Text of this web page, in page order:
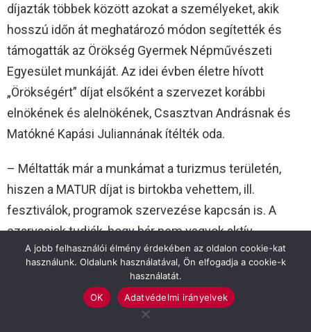
díjazták többek között azokat a személyeket, akik
hosszú időn át meghatározó módon segítették és
támogatták az Örökség Gyermek Népművészeti
Egyesület munkáját. Az idei évben életre hívott
„Örökségért” díjat elsőként a szervezet korábbi
elnökének és alelnökének, Csasztvan Andrásnak és
Matókné Kapási Juliannának ítélték oda.
– Méltatták már a munkámat a turizmus területén,
hiszen a MATUR díjat is birtokba vehettem, ill.
fesztiválok, programok szervezése kapcsán is. A
szarvasiak tudják, hogy bár nem vagyok aktív
próbatermi oktató, a legszorosabb kötődésem mégis
ehhez a területhez van. Kimondom tehát, hogy
szívem csücske a néptánc és a népművészet, a díj
pedig különösen az. Nagyon megérintett, hogy az
A jobb felhasználói élmény érdekében az oldalon cookie-kat
használunk. Oldalunk használatával, Ön elfogadja a cookie-k
használatát.
OK
Adatvédelmi irányelvek